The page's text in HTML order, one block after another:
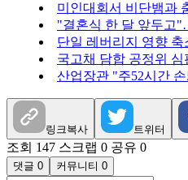
미인대회서 비단뱀과
"결혼식 한 달 앞두고
단일 레버리지 영향
국고채 담합 공정위
산업장관 "주52시간
링크복사 트위터
조회 147 스크랩 0 공유 0
댓글 0 커뮤니티 0